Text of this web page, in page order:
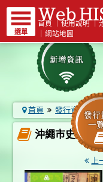
選單
首頁 ｜使用說明 ｜
｜網站地圖
首頁 發行資料一
沖繩市史 第